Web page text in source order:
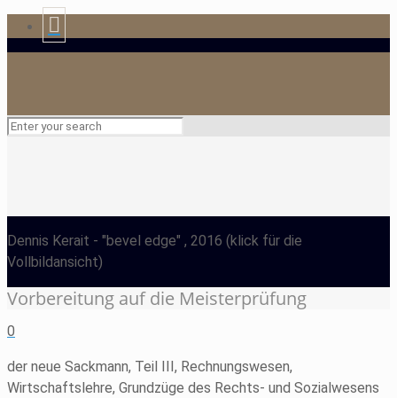
Dennis Kerait - "bevel edge" , 2016 (klick für die
Vollbildansicht)
Vorbereitung auf die Meisterprüfung
0
der neue Sackmann, Teil III, Rechnungswesen,
Wirtschaftslehre, Grundzüge des Rechts- und Sozialwesens